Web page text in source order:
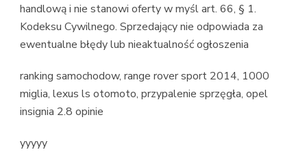
handlową i nie stanowi oferty w myśl art. 66, § 1.
Kodeksu Cywilnego. Sprzedający nie odpowiada za
ewentualne błędy lub nieaktualność ogłoszenia
ranking samochodow, range rover sport 2014, 1000
miglia, lexus ls otomoto, przypalenie sprzęgła, opel
insignia 2.8 opinie
yyyyy